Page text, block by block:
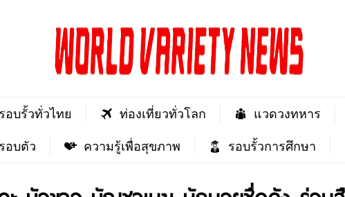
รอบรั้วทั่วไทย ท่องเที่ยวทั่วโลก แวดวงทหาร
อบตัว ความรู้เพื่อสุขภาพ รอบรั้วการศึกษา